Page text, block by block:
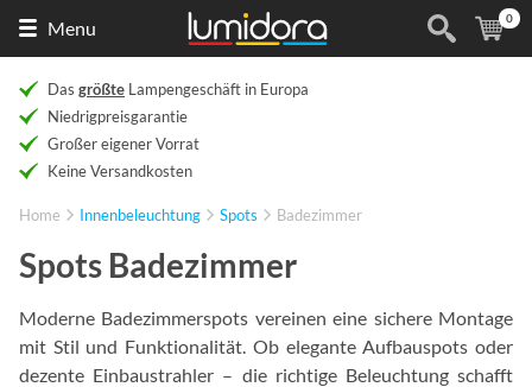
Menu (
0
Das größte Lampengeschäft in Europa
Niedrigpreisgarantie
Großer eigener Vorrat
Keine Versandkosten
Home Innenbeleuchtung Spots Badezimmer
Spots Badezimmer
Moderne Badezimmerspots vereinen eine sichere Montage
mit Stil und Funktionalität. Ob elegante Aufbauspots oder
dezente Einbaustrahler – die richtige Beleuchtung schafft